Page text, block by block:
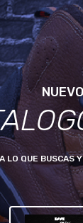
NUEVO
LO QUE BUSCAS